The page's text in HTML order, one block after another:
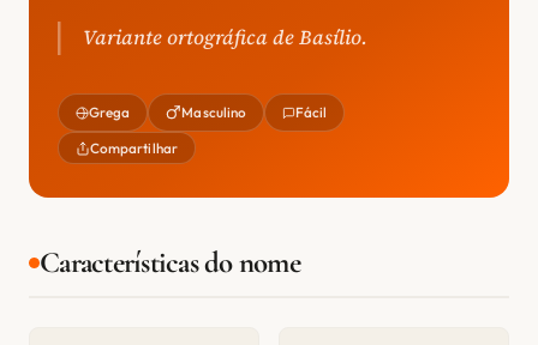
Variante ortográfica de Basílio.
Grega Masculino Fácil
Compartilhar
Características do nome